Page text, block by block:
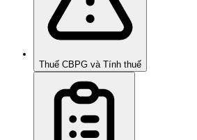
Thuế CBPG và Tính thuế